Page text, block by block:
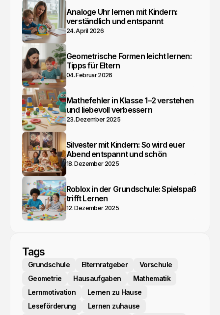
Analoge Uhr lernen mit Kindern:
verständlich und entspannt
24. April 2026
Geometrische Formen leicht lernen:
Tipps für Eltern
04. Februar 2026
Mathefehler in Klasse 1–2 verstehen
und liebevoll verbessern
23. Dezember 2025
Silvester mit Kindern: So wird euer
Abend entspannt und schön
18. Dezember 2025
Roblox in der Grundschule: Spielspaß
trifft Lernen
12. Dezember 2025
Tags
Grundschule Elternratgeber
Vorschule
Geometrie
Hausaufgaben
Mathematik
Lernmotivation
Lernen zu Hause
Leseförderung
Lernen zuhause